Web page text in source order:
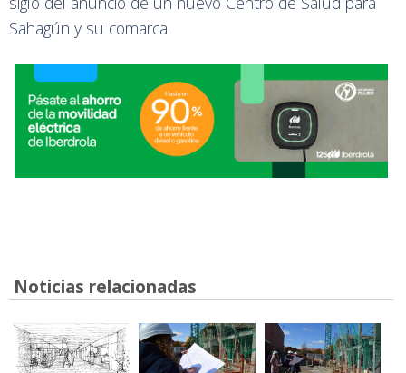
Sahagún y su comarca.
Noticias relacionadas